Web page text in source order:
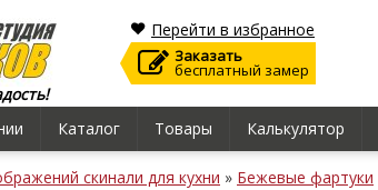
Перейти в избранное
Заказать
бесплатный замер
Каталог Товары Калькулятор
скинали для кухни » Бежевые фартуки